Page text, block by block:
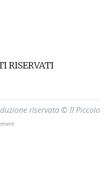
RISERVATI
riservata © Il Piccolo